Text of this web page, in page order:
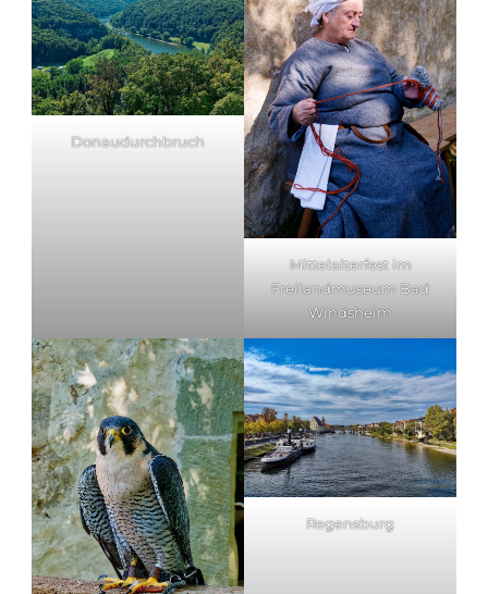
Donaudurchbruch
Mittelalterfest im
Freilandmuseum Bad
Windsheim
Regensburg